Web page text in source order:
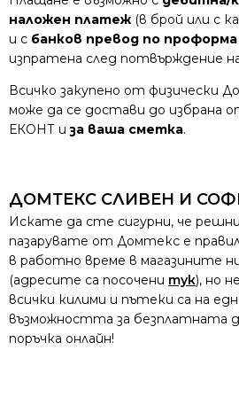
наложен платеж (в брой или с
и с банков превод по проформа
изпратена след потвърждение
Всичко закупено от физически
може да се достави до избрана
ЕКОНТ иза ваша сметка.
ДОМТЕКС СЛИВЕН И
Искате да сте сигурни, че
пазарувате от Домтекс е
в работно време в магазините
(адресите са посочени тук), но
всички килими и пътеки са на
възможността за безплатната
поръчка онлайн!